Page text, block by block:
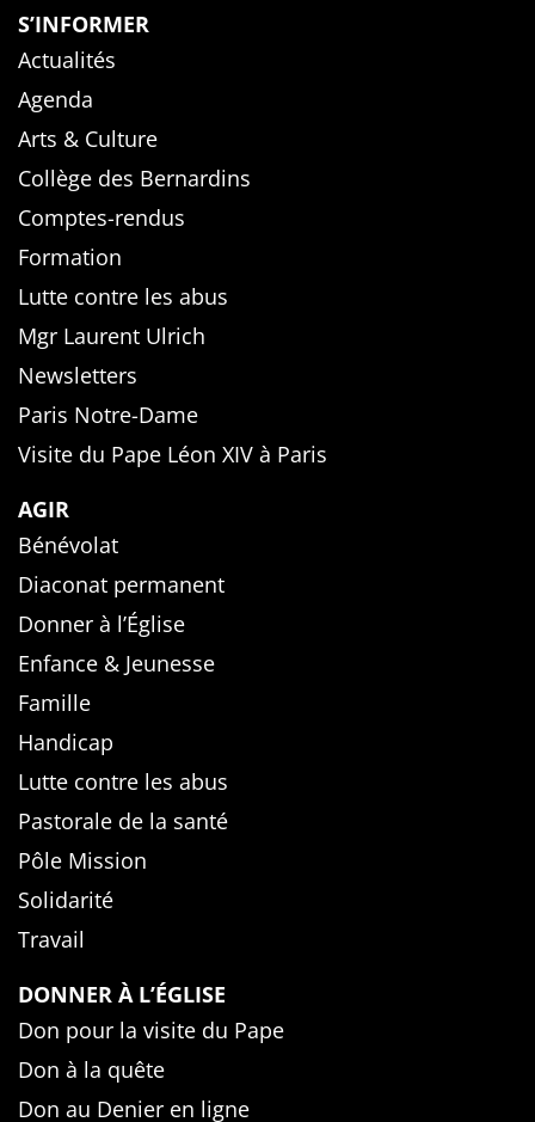
S’INFORMER
Actualités
Agenda
Arts & Culture
Collège des Bernardins
Comptes-rendus
Formation
Lutte contre les abus
Mgr Laurent Ulrich
Newsletters
Paris Notre-Dame
Visite du Pape Léon XIV à Paris
AGIR
Bénévolat
Diaconat permanent
Donner à l’Église
Enfance & Jeunesse
Famille
Handicap
Lutte contre les abus
Pastorale de la santé
Pôle Mission
Solidarité
Travail
DONNER À L’ÉGLISE
Don pour la visite du Pape
Don à la quête
Don au Denier en ligne